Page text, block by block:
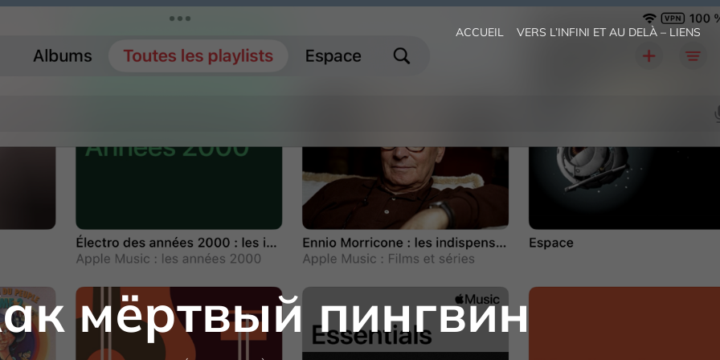
ACCUEIL VERS L’INFINI ET AU DELÀ – LIENS
мёртвый пингвин